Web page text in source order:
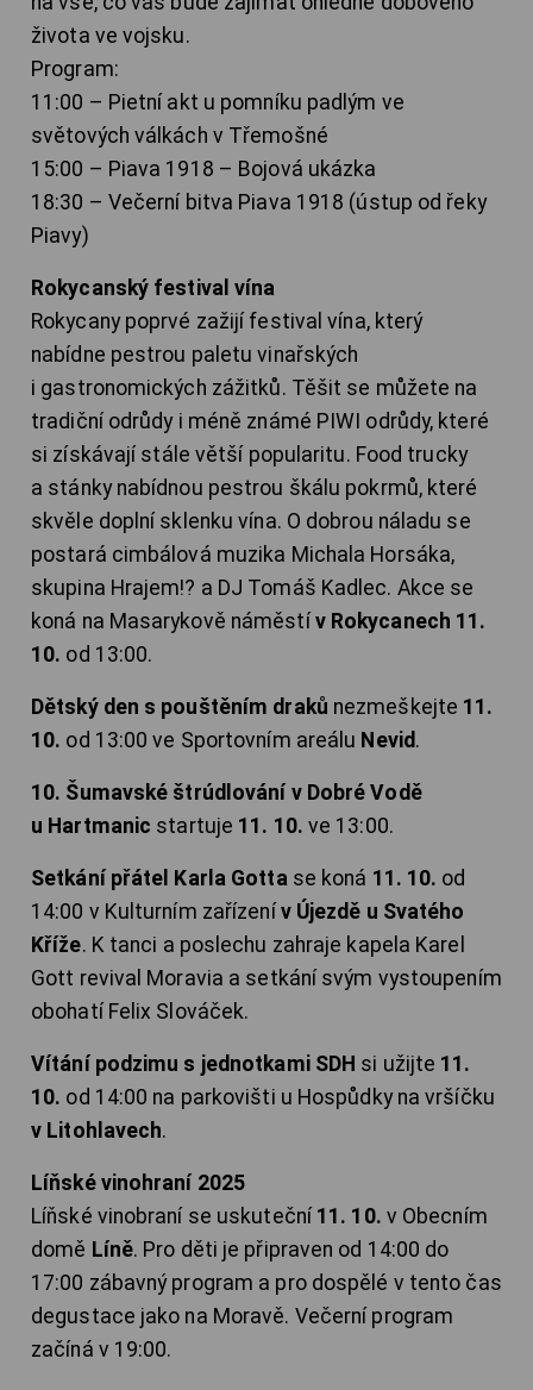
života ve vojsku.
Program:
11:00 – Pietní akt u pomníku padlým ve
světových válkách v Třemošné
15:00 – Piava 1918 – Bojová ukázka
18:30 – Večerní bitva Piava 1918 (ústup od řeky
Piavy)
Rokycanský festival vína
Rokycany poprvé zažijí festival vína, který
nabídne pestrou paletu vinařských
i gastronomických zážitků. Těšit se můžete na
tradiční odrůdy i méně známé PIWI odrůdy, které
si získávají stále větší popularitu. Food trucky
a stánky nabídnou pestrou škálu pokrmů, které
skvěle doplní sklenku vína. O dobrou náladu se
postará cimbálová muzika Michala Horsáka,
skupina Hrajem!? a DJ Tomáš Kadlec. Akce se
koná na Masarykově náměstí v Rokycanech 11.
10. od 13:00.
Dětský den s pouštěním draků nezmeškejte 11.
10. od 13:00 ve Sportovním areálu Nevid.
10. Šumavské štrúdlování v Dobré Vodě
u Hartmanic startuje 11. 10. ve 13:00.
Setkání přátel Karla Gottase koná 11. 10. od
14:00 v Kulturním zařízení v Újezdě u Svatého
Kříže. K tanci a poslechu zahraje kapela Karel
Gott revival Moravia a setkání svým vystoupením
obohatí Felix Slováček.
Vítání podzimu s jednotkami SDH si užijte 11.
10. od 14:00 na parkovišti u Hospůdky na vršíčku
v Litohlavech.
Líňské vinohraní 2025
Líňské vinobraní se uskuteční 11. 10. v Obecním
domě Líně. Pro děti je připraven od 14:00 do
17:00 zábavný program a pro dospělé v tento čas
degustace jako na Moravě. Večerní program
začíná v 19:00.